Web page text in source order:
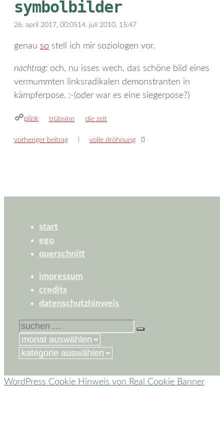
symbolbilder
26. april 2017, 00:0514. juli 2010, 15:47
genau so stell ich mir soziologen vor.
nachtrag: och, nu isses wech, das schöne bild eines
vermummten linksradikalen demonstranten in
kämpferpose. :-(oder war es eine siegerpose?)
plink kategorien
trübsinn schlagwörter
die zeit
vorheriger beitrag volle dröhnung
start
ego
querschnitt
impressum
credits
datenschutzhinweis
suchen
nach:
kategorien
WordPress Cookie Hinweis von Real Cookie Banner